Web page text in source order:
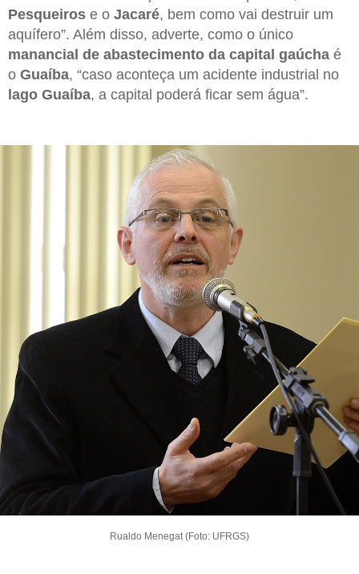
Pesqueiros e o Jacaré, bem como vai destruir um
aquífero”. Além disso, adverte, como o único
manancial de abastecimento da capital gaúcha é
o Guaíba, “caso aconteça um acidente industrial no
lago Guaíba, a capital poderá ficar sem água”.
Rualdo Menegat (Foto: UFRGS)